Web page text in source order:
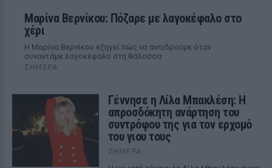
Μαρίνα Βερνίκου: Πόζαρε με λαγοκέφαλο στο
χέρι
Η Μαρίνα Βερνίκου εξηγεί πώς να αντιδρούμε όταν
συναντάμε λαγοκέφαλο στη θάλασσα
ΣΉΜΕΡΑ
Γέννησε η Λίλα Μπακλέση: Η
απροσδόκητη ανάρτηση του
συντρόφου της για τον ερχομό
του γιου τους
ΣΉΜΕΡΑ